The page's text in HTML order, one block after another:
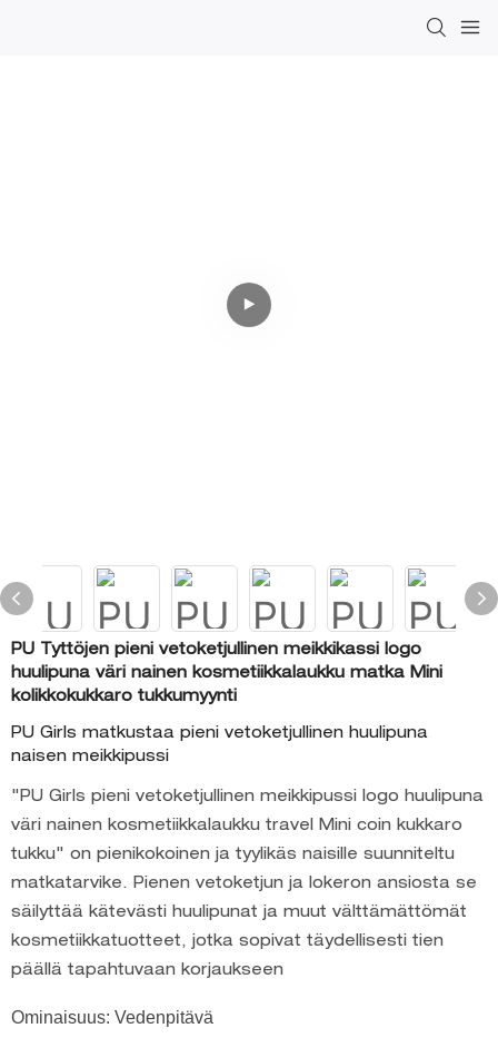
PU Tyttöjen pieni vetoketjullinen meikkikassi logo
huulipuna väri nainen kosmetiikkalaukku matka Mini
kolikkokukkaro tukkumyynti
PU Girls matkustaa pieni vetoketjullinen huulipuna
naisen meikkipussi
"PU Girls pieni vetoketjullinen meikkipussi logo huulipuna
väri nainen kosmetiikkalaukku travel Mini coin kukkaro
tukku" on pienikokoinen ja tyylikäs naisille suunniteltu
matkatarvike. Pienen vetoketjun ja lokeron ansiosta se
säilyttää kätevästi huulipunat ja muut välttämättömät
kosmetiikkatuotteet, jotka sopivat täydellisesti tien
päällä tapahtuvaan korjaukseen
Ominaisuus: Vedenpitävä